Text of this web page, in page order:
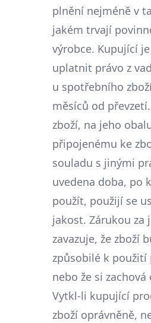
plnění nejméně v
jakém trvají
výrobce. Kupující
uplatnit právo z
u spotřebního
měsíců od
zboží, na jeho
připojenému ke
souladu s jinými
uvedena doba, po
použít, použijí se
jakost. Zárukou za
zavazuje, že zboží
způsobilé k použití
nebo že si
Vytkl-li kupující
zboží oprávněně,